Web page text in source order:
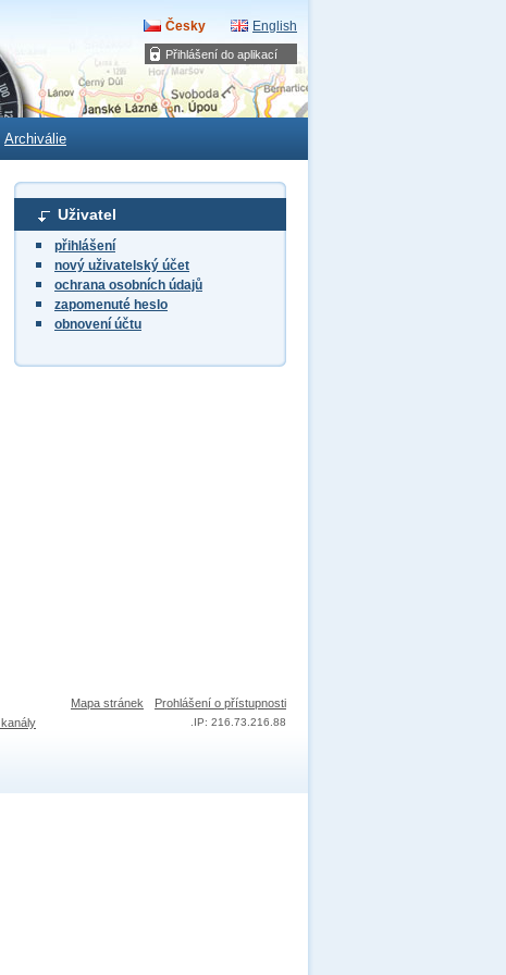
Přihlášení do aplikací
Česky English
Archiválie
Uživatel
přihlášení
nový uživatelský účet
ochrana osobních údajů
zapomenuté heslo
obnovení účtu
Mapa stránek Prohlášení o přístupnosti
IP: 216.73.216.88